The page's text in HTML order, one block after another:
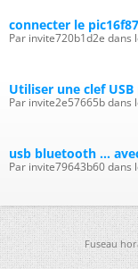
connecter le
Par invite720b1d2e dans
Utiliser une clef
Par invite2e57665b dans
usb bluetooth ...
Par invite79643b60
Fuseau